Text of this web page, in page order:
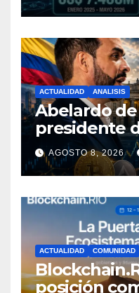
ACTUALIDAD ANALISIS
Abelardo de
presidente
comienza
puede
economía y
AGOSTO 8, 2026
ACTUALIDAD COMUNIDAD
posición